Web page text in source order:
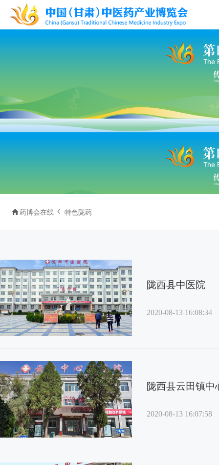
药博会在线  特色陇药
陇西县中医院
2020-08-13 16:08:34
陇西县云田镇中
2020-08-13 16:07:58